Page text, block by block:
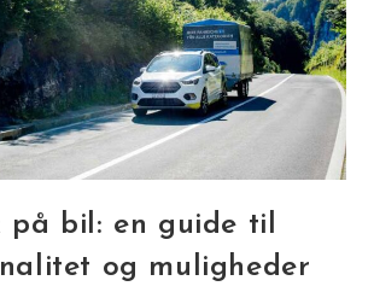
på bil: en guide til
og muligheder